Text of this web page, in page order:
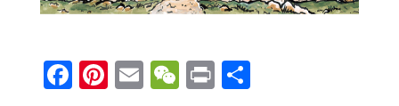
F Pi E W PrP